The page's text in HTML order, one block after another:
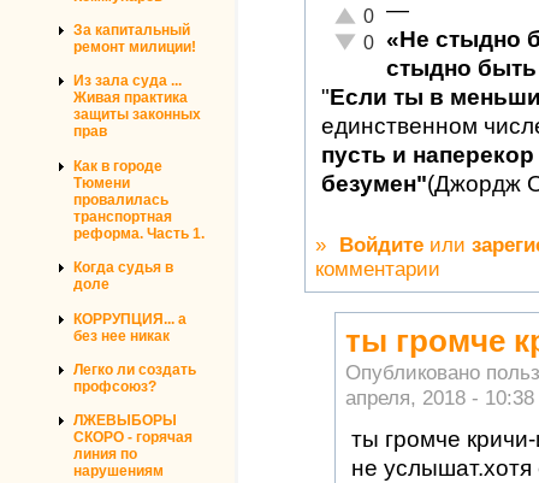
За капитальный
ремонт милиции!
Из зала суда ...
Живая практика
защиты законных
прав
Как в городе
Тюмени
провалилась
транспортная
реформа. Часть 1.
Когда судья в
доле
КОРРУПЦИЯ... а
без нее никак
Легко ли создать
профсоюз?
ЛЖЕВЫБОРЫ
СКОРО - горячая
линия по
нарушениям
Отлично!
0
Неадекватно!
0
—
«Не стыдно
стыдно быть
"Если ты в
единственном
пусть и
безумен"(Джордж
» Войдите или
комментарии
ты громче
Опубликовано
апреля, 2018 - 10:38
ты громче
не